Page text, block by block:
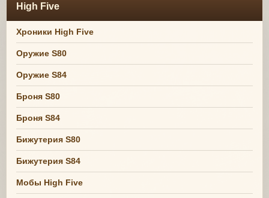
High Five
Хроники High Five
Оружие S80
Оружие S84
Броня S80
Броня S84
Бижутерия S80
Бижутерия S84
Мобы High Five